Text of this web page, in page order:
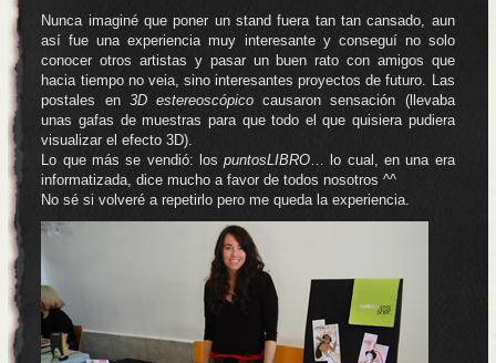
Nunca imaginé que poner un stand fuera tan tan cansado, aun
así fue una experiencia muy interesante y conseguí no solo
conocer otros artistas y pasar un buen rato con amigos que
hacia tiempo no veia, sino interesantes proyectos de futuro. Las
postales en 3D estereoscópico causaron sensación (llevaba
unas gafas de muestras para que todo el que quisiera pudiera
visualizar el efecto 3D).
Lo que más se vendió: lospuntosLIBRO… lo cual, en una era
informatizada, dice mucho a favor de todos nosotros ^^
No sé si volveré a repetirlo pero me queda la experiencia.